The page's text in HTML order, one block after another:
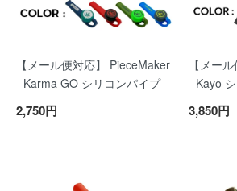
【メール便対応】 PieceMaker
- Karma GO シリコンパイプ
2,750円
【メー
- Kayo
3,850円